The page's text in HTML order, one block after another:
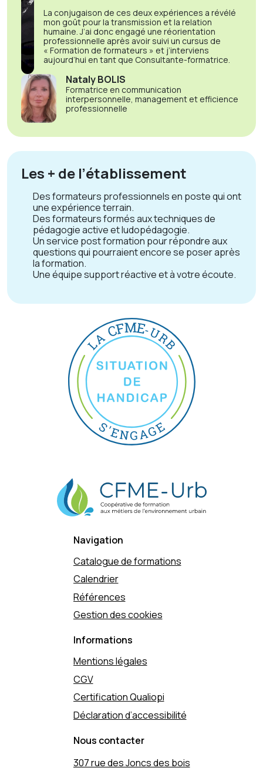
La conjugaison de ces deux expériences a révélé
mon goût pour la transmission et la relation
humaine. J’ai donc engagé une réorientation
professionnelle après avoir suivi un cursus de
« Formation de formateurs » et j’interviens
aujourd’hui en tant que Consultante-formatrice.
Nataly BOLIS
Formatrice en communication
interpersonnelle, management et efficience
professionnelle
Les + de l’établissement
Des formateurs professionnels en poste qui ont
une expérience terrain.
Des formateurs formés aux techniques de
pédagogie active et ludopédagogie.
Un service post formation pour répondre aux
questions qui pourraient encore se poser après
la formation.
Une équipe support réactive et à votre écoute.
Navigation
Catalogue de formations
Calendrier
Références
Gestion des cookies
Informations
Mentions légales
CGV
Certification Qualiopi
Déclaration d’accessibilité
Nous contacter
307 rue des Joncs des bois